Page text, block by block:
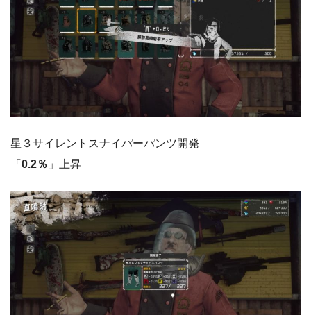
星３サイレントスナイパーパンツ開発
「 0.2％ 」上昇